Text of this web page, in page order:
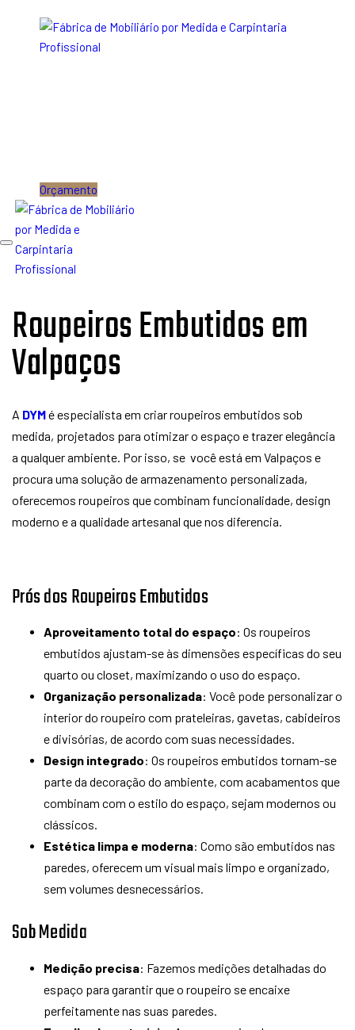
Orçamento
Toggle
navigation
Roupeiros Embutidos em
Valpaços
A DYMé especialista em criar roupeiros embutidos sob
medida, projetados para otimizar o espaço e trazer elegância
a qualquer ambiente. Por isso, se você está em Valpaços e
procura uma solução de armazenamento personalizada,
oferecemos roupeiros que combinam funcionalidade, design
moderno e a qualidade artesanal que nos diferencia.
Prós dos Roupeiros Embutidos
Aproveitamento total do espaço: Os roupeiros
embutidos ajustam-se às dimensões específicas do seu
quarto ou closet, maximizando o uso do espaço.
Organização personalizada: Você pode personalizar o
interior do roupeiro com prateleiras, gavetas, cabideiros
e divisórias, de acordo com suas necessidades.
Design integrado: Os roupeiros embutidos tornam-se
parte da decoração do ambiente, com acabamentos que
combinam com o estilo do espaço, sejam modernos ou
clássicos.
Estética limpa e moderna: Como são embutidos nas
paredes, oferecem um visual mais limpo e organizado,
sem volumes desnecessários.
Sob Medida
Medição precisa: Fazemos medições detalhadas do
espaço para garantir que o roupeiro se encaixe
perfeitamente nas suas paredes.